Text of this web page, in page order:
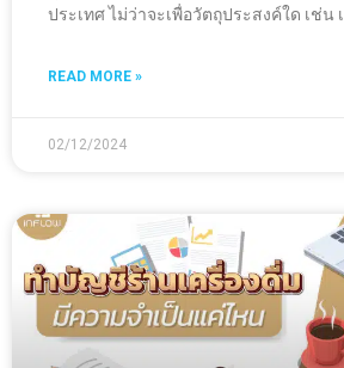
ประเทศ ไม่ว่าจะเพื่อวัตถุประสงค์ใด เช่น เ
READ MORE »
02/12/2024